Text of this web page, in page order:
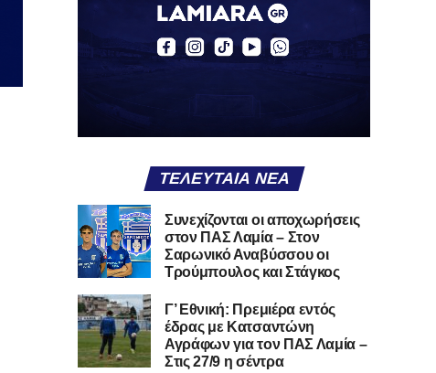
ΤΕΛΕΥΤΑΊΑ ΝΈΑ
Συνεχίζονται οι αποχωρήσεις
στον ΠΑΣ Λαμία – Στον
Σαρωνικό Αναβύσσου οι
Τρούμπουλος και Στάγκος
Γ’ Εθνική: Πρεμιέρα εντός
έδρας με Κατσαντώνη
Αγράφων για τον ΠΑΣ Λαμία –
Στις 27/9 η σέντρα